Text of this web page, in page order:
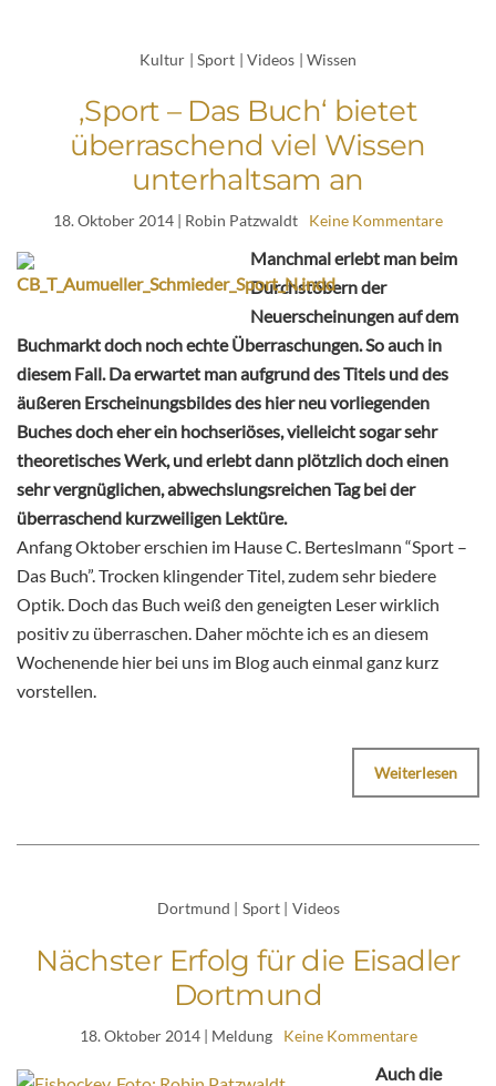
Kultur | Sport | Videos | Wissen
‚Sport – Das Buch‘ bietet
überraschend viel Wissen
unterhaltsam an
18. Oktober 2014 | Robin Patzwaldt Keine Kommentare
Manchmal erlebt man beim
Durchstöbern der
Neuerscheinungen auf dem
Buchmarkt doch noch echte Überraschungen. So auch in
diesem Fall. Da erwartet man aufgrund des Titels und des
äußeren Erscheinungsbildes des hier neu vorliegenden
Buches doch eher ein hochseriöses, vielleicht sogar sehr
theoretisches Werk, und erlebt dann plötzlich doch einen
sehr vergnüglichen, abwechslungsreichen Tag bei der
überraschend kurzweiligen Lektüre.
Anfang Oktober erschien im Hause C. Berteslmann “Sport –
Das Buch”. Trocken klingender Titel, zudem sehr biedere
Optik. Doch das Buch weiß den geneigten Leser wirklich
positiv zu überraschen. Daher möchte ich es an diesem
Wochenende hier bei uns im Blog auch einmal ganz kurz
vorstellen.
Weiterlesen
Dortmund | Sport | Videos
Nächster Erfolg für die Eisadler
Dortmund
18. Oktober 2014| Meldung Keine Kommentare
Auch die